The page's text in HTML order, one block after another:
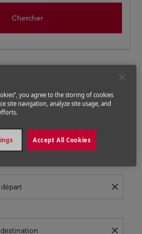
Chercher
Vols pour États-Unis
Vols de
de Libreville vers
close
close
pour les options populaires
you agree to the storing of cookies
site navigation, analyze site usage, and
Accept All Cookies